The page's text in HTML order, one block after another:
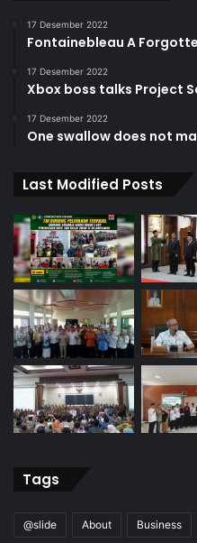
17 Desember 2022
Fontainebleau A
17 Desember 2022
Xbox boss talks Project
17 Desember 2022
One swallow does not
Last Modified Posts
Tags
@slide About Business